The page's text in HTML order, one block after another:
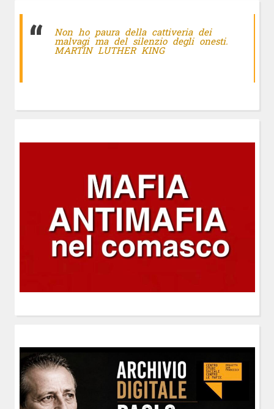
Non ho paura della cattiveria dei
malvagi ma del silenzio degli onesti.
MARTIN LUTHER KING